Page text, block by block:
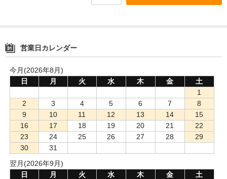
営業日カレンダー
今月(2026年8月)
日
月 火 水 木 金
土
1
2
3 4 5 6 7
8
9
10 11 12 13 14
15
16
17 18 19 20 21
22
23
24 25 26 27 28
29
30
31
翌月(2026年9月)
日
月 火 水 木 金
土